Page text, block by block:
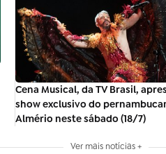
Cena Musical, da TV Brasil,
show exclusivo do
Almério neste sábado (18/7)
Ver mais notícias +